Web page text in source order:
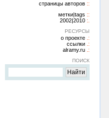
страницы авторов
метки|tags
2002|2010
РЕСУРСЫ
о проекте
ссылки
alramy.ru
ПОИСК